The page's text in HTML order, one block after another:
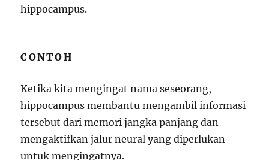
hippocampus.
CONTOH
Ketika kita mengingat nama seseorang,
hippocampus membantu mengambil informasi
tersebut dari memori jangka panjang dan
mengaktifkan jalur neural yang diperlukan
untuk mengingatnya.